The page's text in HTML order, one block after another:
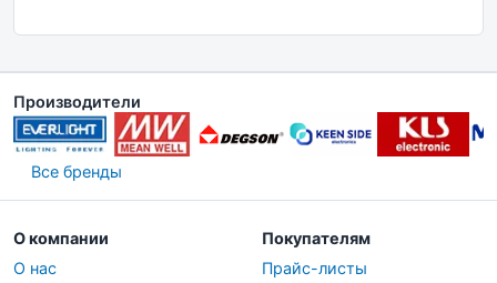
Производители
Все бренды
О компании
О нас
Покупателям
Прайс-листы